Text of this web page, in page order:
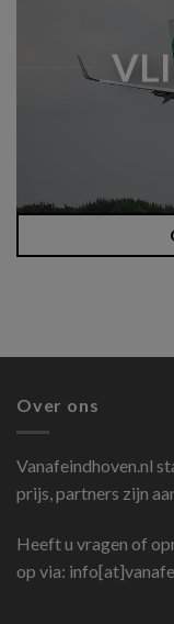
Over ons
Vanafeindhoven.nl
prijs, partners zijn
Heeft u vragen of
op via: